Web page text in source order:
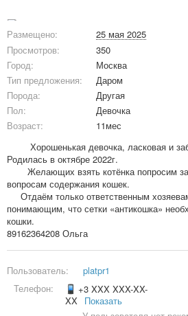
Размещено:
25 мая 2025
Просмотров:
350
Город:
Москва
Тип предложения:
Даром
Порода:
Другая
Пол:
Девочка
Возраст:
11мес
⠀⠀⠀ Хорошенькая девочка, ласковая и
Родилась в октябре 2022г.
⠀⠀⠀Желающих взять котёнка попросим
вопросам содержания кошек.
⠀⠀Отдаём только ответственным
понимающим, что сетки «антикошка»
кошки.
89162364208 Ольга
Пользователь:
platpr1
Телефон:
+3 XXX XXX-XX-
XX Показать